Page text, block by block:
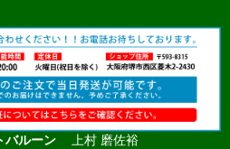
バルーン 上村 磨佐裕